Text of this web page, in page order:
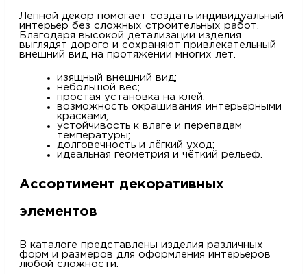
Лепной декор помогает создать индивидуальный
интерьер без сложных строительных работ.
Благодаря высокой детализации изделия
выглядят дорого и сохраняют привлекательный
внешний вид на протяжении многих лет.
изящный внешний вид;
небольшой вес;
простая установка на клей;
возможность окрашивания интерьерными
красками;
устойчивость к влаге и перепадам
температуры;
долговечность и лёгкий уход;
идеальная геометрия и чёткий рельеф.
Ассортимент декоративных
элементов
В каталоге представлены изделия различных
форм и размеров для оформления интерьеров
любой сложности.